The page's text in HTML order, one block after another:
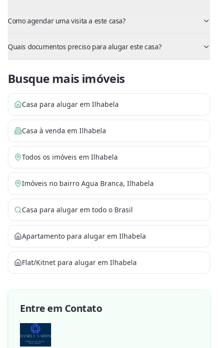
Como agendar uma visita a este casa?
Quais documentos preciso para alugar este casa?
Busque mais imóveis
Casa para alugar em Ilhabela
Casa à venda em Ilhabela
Todos os imóveis em Ilhabela
Imóveis no bairro Agua Branca, Ilhabela
Casa para alugar em todo o Brasil
Apartamento para alugar em Ilhabela
Flat/Kitnet para alugar em Ilhabela
Entre em Contato